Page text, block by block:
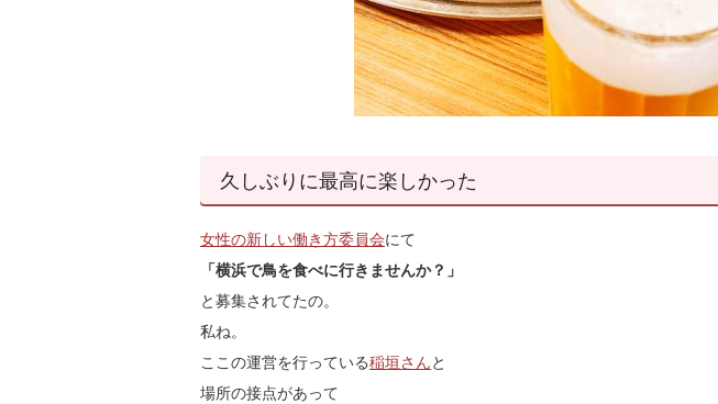
久しぶりに最高に楽しかった
女性の新しい働き方委員会にて
「横浜で鳥を食べに行きませんか？」
と募集されてたの。
私ね。
ここの運営を行っている稲垣さんと
場所の接点があって